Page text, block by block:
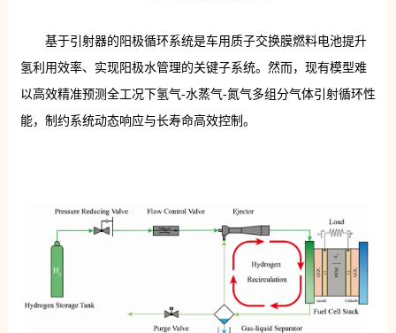
基于引射器的阳极循环系统是车用质子交换膜燃料电池提升
氢利用效率、实现阳极水管理的关键子系统。然而，现有模型难
以高效精准预测全工况下氢气-水蒸气-氮气多组分气体引射循环性
能，制约系统动态响应与长寿命高效控制。